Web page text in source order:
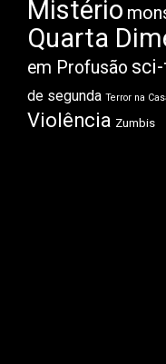
Mistério
Quarta
em Profusão
de segunda Terror na
Violência Zumbis